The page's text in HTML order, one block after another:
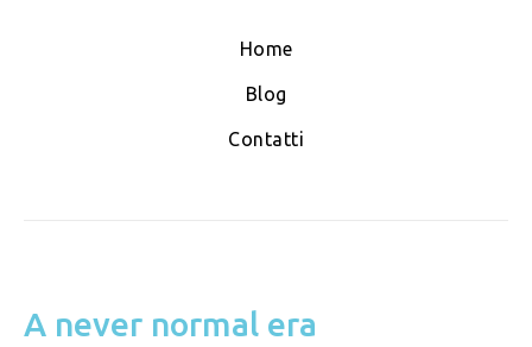
Home
Blog
Contatti
A never normal era